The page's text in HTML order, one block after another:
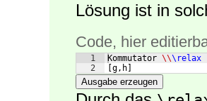
Lösung ist in
Code, hier
1
2
Kommutator \\\relax
g,h
Ausgabe erzeugen